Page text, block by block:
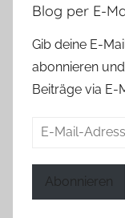
Blog per E-
Gib deine E-
abonnieren
Beiträge via E-
E-
Abonnieren